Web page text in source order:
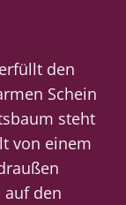
den
Schein
steht
von einem
auf den